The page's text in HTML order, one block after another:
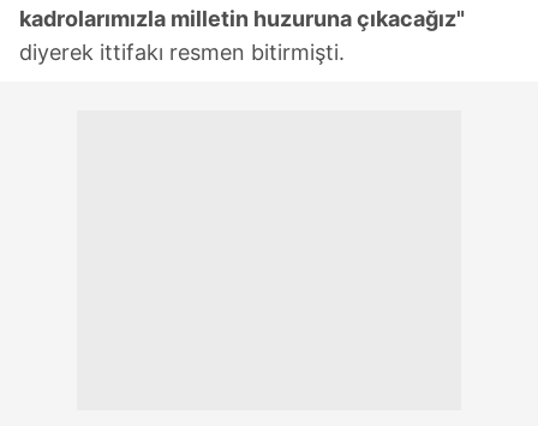
kadrolarımızla milletin huzuruna çıkacağız"
diyerek ittifakı resmen bitirmişti.